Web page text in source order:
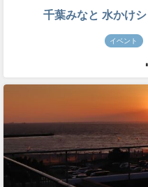
千葉みなと 水かけ
イベント